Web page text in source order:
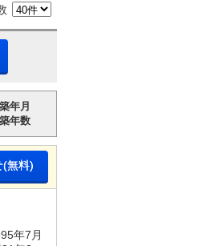
築年月
築年数
(無料)
年7月